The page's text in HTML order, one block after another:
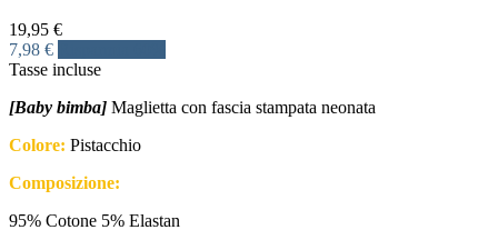
19,95 €
7,98 €
Tasse incluse
[Baby bimba] Maglietta con fascia stampata neonata
Colore: Pistacchio
Composizione:
95% Cotone 5% Elastan